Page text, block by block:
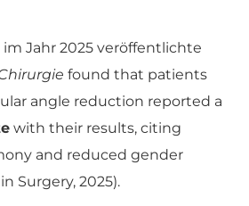
Jahr 2025 veröffentlichte
found that patients
angle reduction reported a
with their results, citing
and reduced gender
Surgery, 2025).